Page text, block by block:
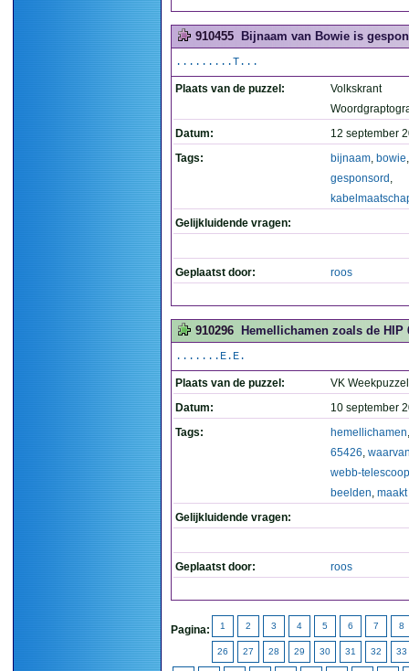
910455 Bijnaam van Bowie is
.........T...
Plaats van de puzzel:
Volkskrant
Datum:
12 september
Tags:
bijnaam, bowie,
gesponsord ,
Gelijkluidende vragen:
Geplaatst door: roos
910296 Hemellichamen zoals de HIP
.......E.E.
Plaats van de puzzel:
VK Weekpuzzel
Datum:
10 september
Tags:
hemellichamen
65426,
webb-telescoop
beelden, maakt
Gelijkluidende vragen:
Geplaatst door: roos
Pagina: 1 2 3 4 5 6 7 8
26 27 28 29 30 31 32 33